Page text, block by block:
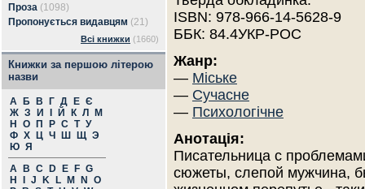
Проза (1098)
Пропонується видавцям (21)
Всі книжки (1660)
Книжки за першою літерою
назви
А Б В Г Д Е Є
Ж З И Й К Л
М
Н
О П Р С Т У
Ф Х Ц Ч Ш Щ Э
Ю Я
A
B C D E F G
H
J K L M N
O
ISBN: 978-966-14-5628-9
ББК: 84.4УКР-РОС
Жанр:
— Міське
— Сучасне
— Психологічне
Анотація:
Писательница с
сюжеты, слепой мужчина,